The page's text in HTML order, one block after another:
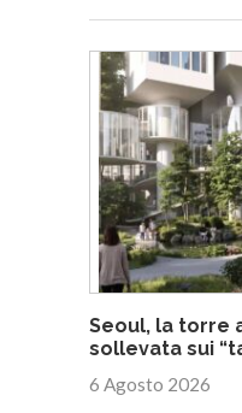
Seoul, la torre
sollevata sui
6 Agosto 2026